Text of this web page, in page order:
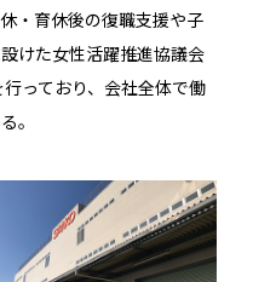
・育休後の復職支援や子
けた女性活躍推進協議会
っており、会社全体で働
。